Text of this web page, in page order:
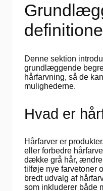
Denne sektion
grundlæggende
hårfarvning, så de
mulighederne.
Hvad er
Hårfarver er
eller forbedre
dække grå hår,
tilføje nye farvetoner
bredt udvalg af
som inkluderer både